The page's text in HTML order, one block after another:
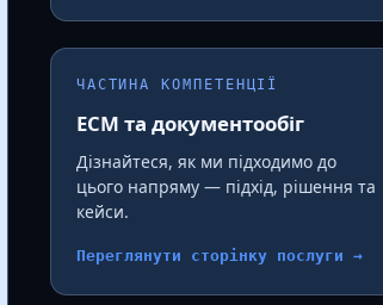
ЧАСТИНА КОМПЕТЕНЦІЇ
ECM та документообіг
Дізнайтеся, як ми підходимо до
цього напряму — підхід, рішення та
кейси.
Переглянути сторінку послуги →